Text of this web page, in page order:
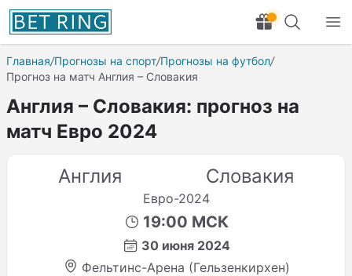
Главная/Прогнозы на спорт/Прогнозы на футбол/
Прогноз на матч Англия – Словакия
Англия – Словакия: прогноз на
матч Евро 2024
Англия
Словакия
Евро-2024
19:00 МСК
30 июня 2024
Фельтинс-Арена (Гельзенкирхен)